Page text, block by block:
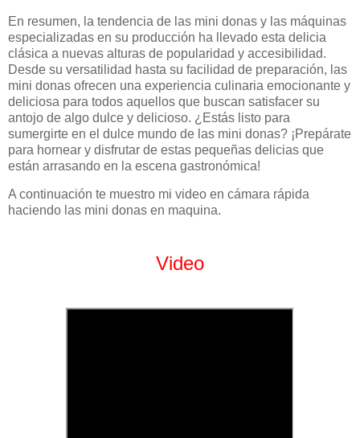
En resumen, la tendencia de las mini donas y las máquinas
especializadas en su producción ha llevado esta delicia
clásica a nuevas alturas de popularidad y accesibilidad.
Desde su versatilidad hasta su facilidad de preparación, las
mini donas ofrecen una experiencia culinaria emocionante y
deliciosa para todos aquellos que buscan satisfacer su
antojo de algo dulce y delicioso. ¿Estás listo para
sumergirte en el dulce mundo de las mini donas? ¡Prepárate
para hornear y disfrutar de estas pequeñas delicias que
están arrasando en la escena gastronómica!
A continuación te muestro mi video en cámara rápida
haciendo las mini donas en maquina.
Video